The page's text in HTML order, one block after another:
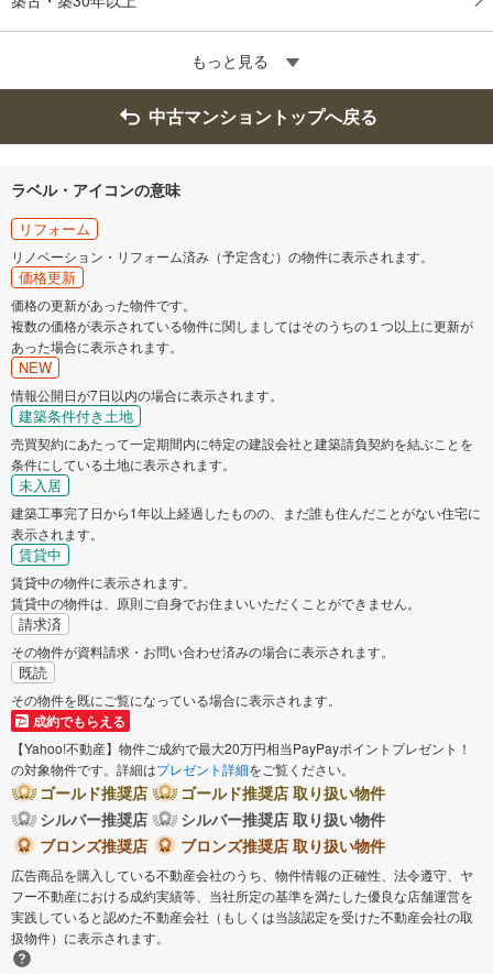
もっと見る
中古マンショントップへ戻る
ラベル・アイコンの意味
リフォーム
リノベーション・リフォーム済み（予定含む）の物件に表示されます。
価格更新
価格の更新があった物件です。
複数の価格が表示されている物件に関しましてはそのうちの１つ以上に更新が
あった場合に表示されます。
NEW
情報公開日が7日以内の場合に表示されます。
建築条件付き土地
売買契約にあたって一定期間内に特定の建設会社と建築請負契約を結ぶことを
条件にしている土地に表示されます。
未入居
建築工事完了日から1年以上経過したものの、まだ誰も住んだことがない住宅に
表示されます。
賃貸中
賃貸中の物件に表示されます。
賃貸中の物件は、原則ご自身でお住まいいただくことができません。
請求済
その物件が資料請求・お問い合わせ済みの場合に表示されます。
既読
その物件を既にご覧になっている場合に表示されます。
成約でもらえる
【Yahoo!不動産】物件ご成約で最大20万円相当PayPayポイントプレゼント！
の対象物件です。詳細はプレゼント詳細をご覧ください。
ゴールド推奨店
ゴールド推奨店 取り扱い物件
シルバー推奨店
シルバー推奨店 取り扱い物件
ブロンズ推奨店
ブロンズ推奨店 取り扱い物件
広告商品を購入している不動産会社のうち、物件情報の正確性、法令遵守、ヤ
フー不動産における成約実績等、当社所定の基準を満たした優良な店舗運営を
実践していると認めた不動産会社（もしくは当該認定を受けた不動産会社の取
扱物件）に表示されます。